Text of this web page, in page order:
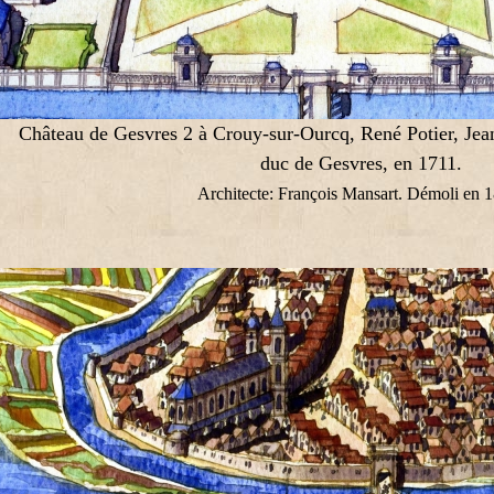
Château de Gesvres 2 à Crouy-sur-Ourcq, René Potier,
duc de Gesvres, en 1711.
Architecte: François Mansart. Démoli en